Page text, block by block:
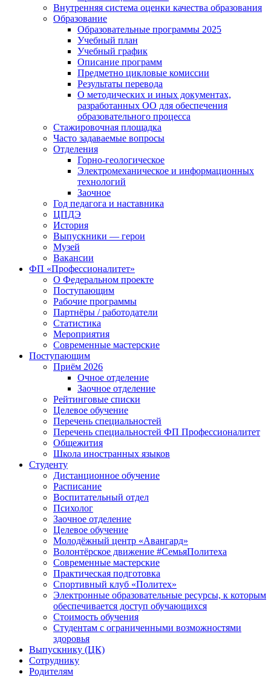
Внутренняя система оценки качества образования
Образование
Образовательные программы 2025
Учебный план
Учебный график
Описание программ
Предметно цикловые комиссии
Результаты перевода
О методических и иных документах,
разработанных ОО для обеспечения
образовательного процесса
Стажировочная площадка
Часто задаваемые вопросы
Отделения
Горно-геологическое
Электромеханическое и информационных
технологий
Заочное
Год педагога и наставника
ЦПДЭ
История
Выпускники — герои
Музей
Вакансии
ФП «Профессионалитет»
О Федеральном проекте
Поступающим
Рабочие программы
Партнёры / работодатели
Статистика
Мероприятия
Современные мастерские
Поступающим
Приём 2026
Очное отделение
Заочное отделение
Рейтинговые списки
Целевое обучение
Перечень специальностей
Перечень специальностей ФП Профессионалитет
Общежития
Школа иностранных языков
Студенту
Дистанционное обучение
Расписание
Воспитательный отдел
Психолог
Заочное отделение
Целевое обучение
Молодёжный центр «Авангард»
Волонтёрское движение #СемьяПолитеха
Современные мастерские
Практическая подготовка
Спортивный клуб «Политех»
Электронные образовательные ресурсы, к которым
обеспечивается доступ обучающихся
Стоимость обучения
Студентам с ограниченными возможностями
здоровья
Выпускнику (ЦК)
Сотруднику
Родителям